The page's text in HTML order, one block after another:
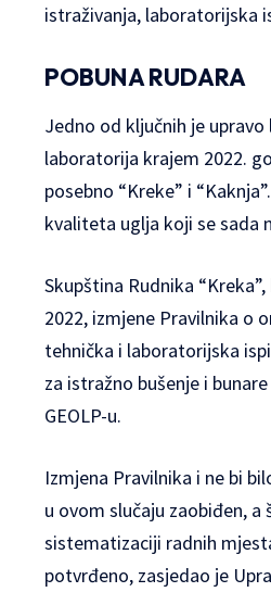
istraživanja, laboratorijska
POBUNA RUDARA
Jedno od ključnih je
laboratorija krajem 2022.
posebno “Kreke” i
kvaliteta uglja koji se sada
Skupština Rudnika
2022, izmjene Pravilnika o
tehnička i laboratorijska
za istražno bušenje i
GEOLP-u.
Izmjena Pravilnika i ne bi
u ovom slučaju zaobiđen,
sistematizaciji radnih
potvrđeno, zasjedao je